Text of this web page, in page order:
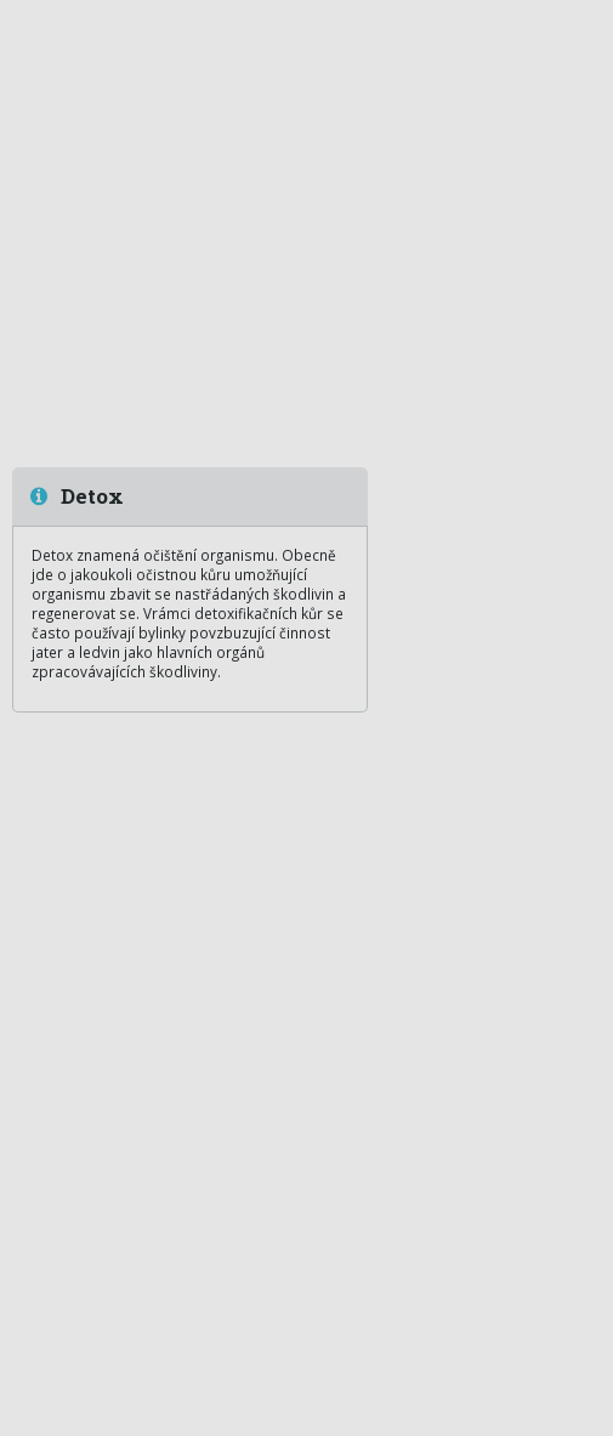
Detox
Detox znamená očištění organismu. Obecně
jde o jakoukoli očistnou kůru umožňující
organismu zbavit se nastřádaných škodlivin a
regenerovat se. Vrámci detoxifikačních kůr se
často používají bylinky povzbuzující činnost
jater a ledvin jako hlavních orgánů
zpracovávajících škodliviny.